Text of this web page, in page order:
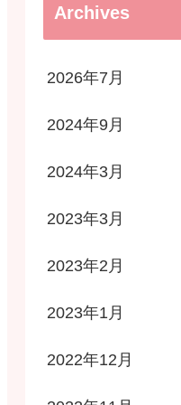
Archives
2026年7月
2024年9月
2024年3月
2023年3月
2023年2月
2023年1月
2022年12月